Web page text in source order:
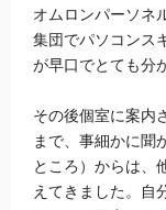
オムロンパーソネ
集団でパソコンス
が早口でとても分
その後個室に案内
まで、事細かに聞
ところ）からは、
えてきました。自